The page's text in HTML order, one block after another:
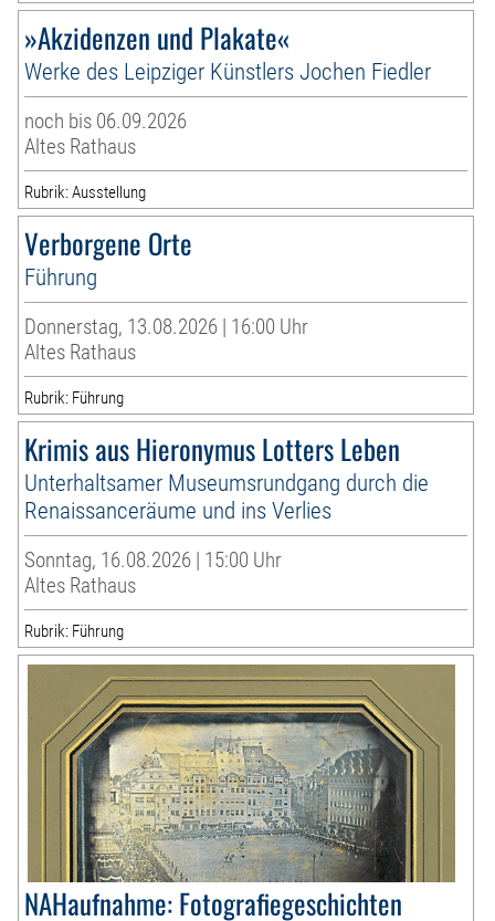
»Akzidenzen und Plakate«
Werke des Leipziger Künstlers Jochen Fiedler
noch bis 06.09.2026
Altes Rathaus
Rubrik: Ausstellung
Verborgene Orte
Führung
Donnerstag, 13.08.2026 | 16:00 Uhr
Altes Rathaus
Rubrik: Führung
Krimis aus Hieronymus Lotters Leben
Unterhaltsamer Museumsrundgang durch die
Renaissanceräume und ins Verlies
Sonntag, 16.08.2026 | 15:00 Uhr
Altes Rathaus
Rubrik: Führung
NAHaufnahme: Fotografiegeschichten